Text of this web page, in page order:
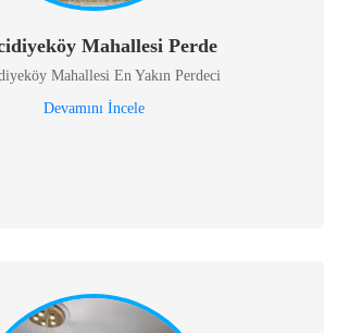
Mahallesi Perde
Mahallesi En Yakın Perdeci
Devamını İncele